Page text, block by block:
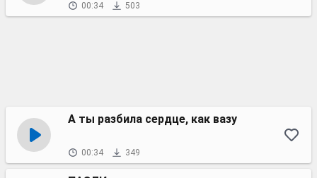
00:34 503
А ты разбила сердце, как вазу
00:34 349